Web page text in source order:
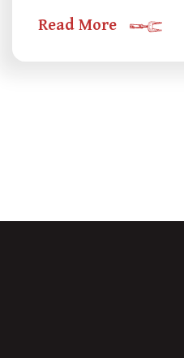
Read More